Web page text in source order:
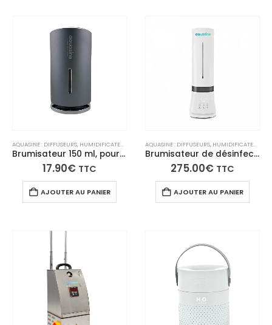
,HUMIDIFICATEURS
Brumisateur 150 ml, pour purifier et hydrater l’air, idéal pour chambre bébé, bureau, salon et petits espaces.
17.90€ TTC
AJOUTER AU PANIER
Brumisateur de désinfection aquahome xl
275.00€ TTC
AJOUTER AU PANIER